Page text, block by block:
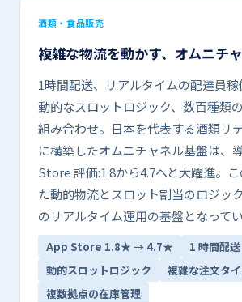
酒類・​食品販売
複雑な​​物流を​​動かす、​​オムニチ
1時間配送、​リアルタイムの​配達員稼
動的な​スロットロジック、​数百種類
組み合わせ。​日本を​代表する​酒類リ
に​構築した​オムニチャネル基盤は、​
Store 評価:1.8から​4.7へと​大躍進。​
た​動的物流と​スロット割当の​ロジッ
の​リアルタイム運用の​基盤と​なってい
App Store 1.8★ → 4.7★
1 時間配送
動的スロットロジック
複雑な​​注文タ
複数拠点の​​在庫管理